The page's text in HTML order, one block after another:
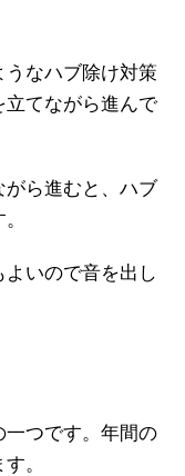
なハブ除け対策
てながら進んで
ら進むと、ハブ
いので音を出し
つです。年間の
。